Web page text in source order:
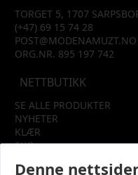
TORGET 5, 1707
(+47) 69 15 74 28
POST@MODENAMUZT.NO
ORG.NR. 895 197 742
NETTBUTIKK
SE ALLE PRODUKTER
NYHETER
KLÆR
SKO
SALG
Denne